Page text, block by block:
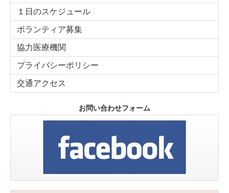
１日のスケジュール
ボランティア募集
協力医療機関
プライバシーポリシー
交通アクセス
お問い合わせフォーム